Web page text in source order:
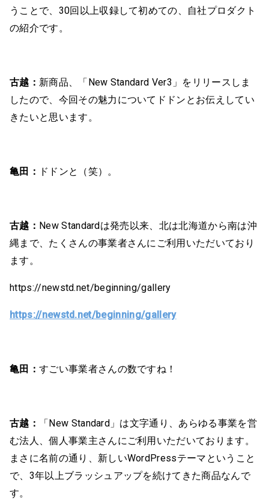
うことで、30回以上収録して初めての、自社プロダクト
の紹介です。
古越： 新商品、「New Standard Ver3」をリリースしま
したので、今回その魅力についてドドンとお伝えしてい
きたいと思います。
亀田： ドドンと（笑）。
古越： New Standardは発売以来、北は北海道から南は沖
縄まで、たくさんの事業者さんにご利用いただいており
ます。
https://newstd.net/beginning/gallery
https://newstd.net/beginning/gallery
亀田： すごい事業者さんの数ですね！
古越：
「New Standard」は文字通り、あらゆる事業を営
む法人、個人事業主さんにご利用いただいております。
まさに名前の通り、新しいWordPressテーマということ
で、3年以上ブラッシュアップを続けてきた商品なんで
す。